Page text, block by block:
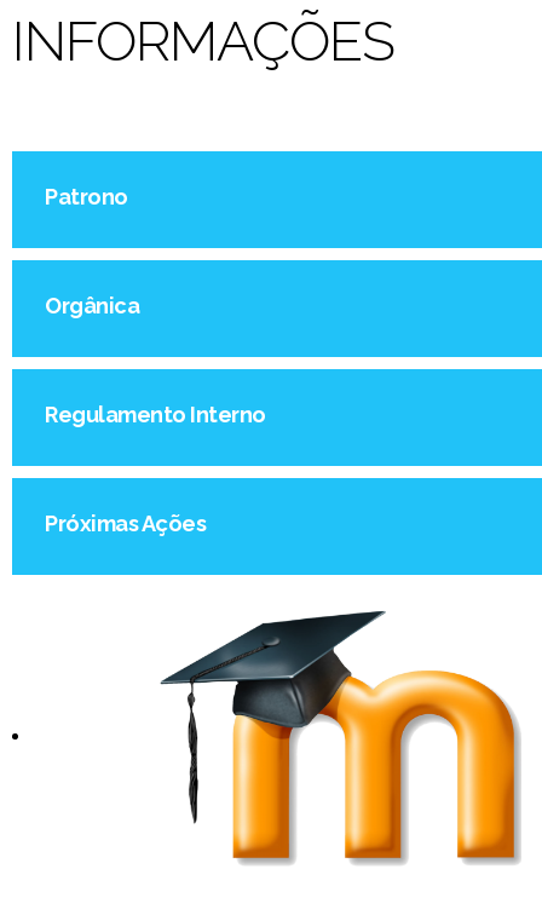
INFORMAÇÕES
Patrono
Orgânica
Regulamento Interno
Próximas Ações